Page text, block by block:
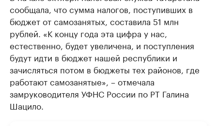
сообщала, что сумма налогов, поступивших в
бюджет от самозанятых, составила 51 млн
рублей. «К концу года эта цифра у нас,
естественно, будет увеличена, и поступления
будут идти в бюджет нашей республики и
зачисляться потом в бюджеты тех районов, где
работают самозанятые», – отмечала
замруководителя УФНС России по РТ Галина
Шацило.